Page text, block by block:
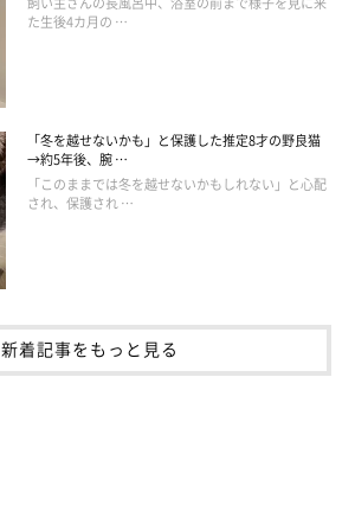
た生後4カ月の …
「冬を越せないかも」と保護した推定8才の野良猫
→約5年後、腕 …
「このままでは冬を越せないかもしれない」と心配
され、保護され …
新着記事をもっと見る